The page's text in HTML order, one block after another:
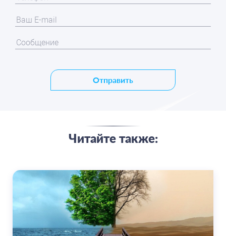
Отправить
Читайте также: